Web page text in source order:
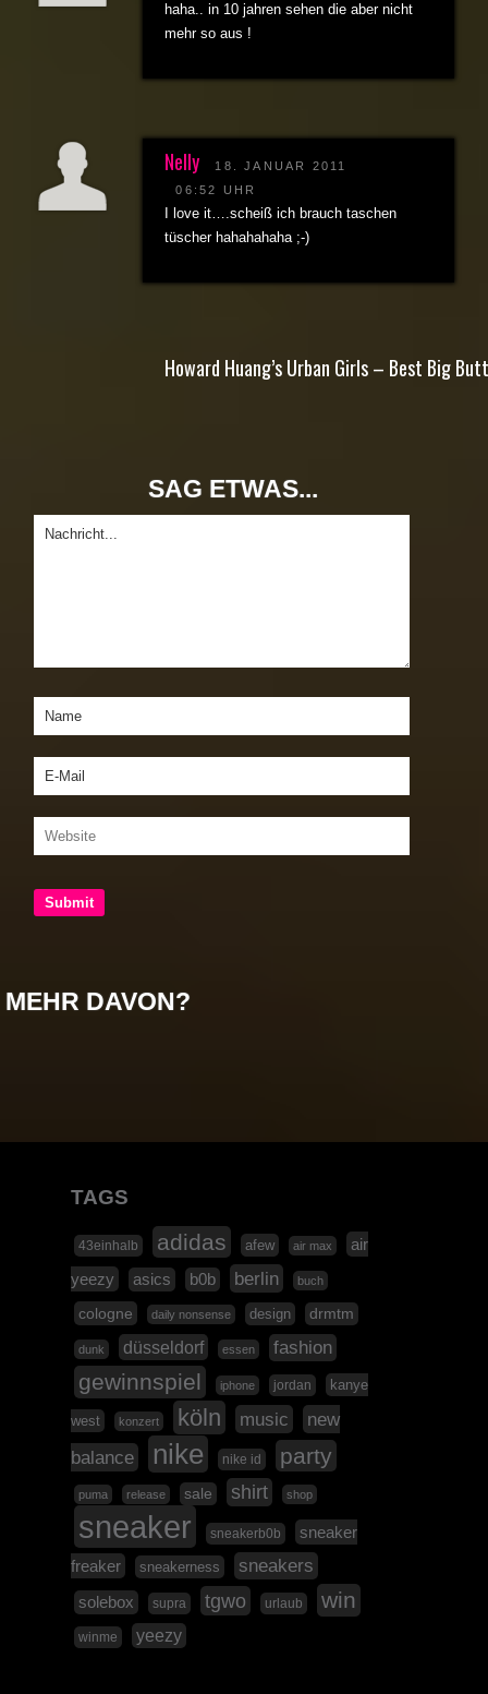
haha.. in 10 jahren sehen die aber nicht
mehr so aus !
Nelly
18. JANUAR 2011
06:52 UHR
I love it….scheiß ich brauch taschen
tüscher hahahahaha ;-)
Howard Huang’s Urban Girls – Best Big
SAG ETWAS...
MEHR DAVON?
TAGS
43einhalb adidas afew air max
air
yeezy
asics b0b berlin buch
cologne daily nonsense design drmtm
dunk düsseldorf essen fashion
gewinnspiel iphone jordan kanye
west konzert köln music
new
balance
nike nike id party
puma release sale shirt shop
sneaker sneakerb0b
sneaker
freaker
sneakerness sneakers
solebox supra tgwo urlaub win
winme yeezy